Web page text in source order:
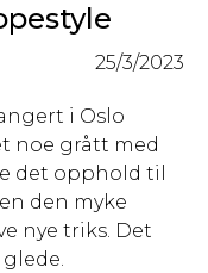
25/3/2023
i Oslo
noe grått med
det opphold til
den myke
nye triks. Det